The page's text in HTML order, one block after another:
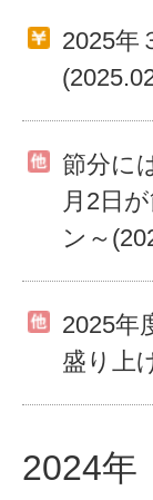
2025年
節分に
月2日
ン～
2025年
盛り上
2024年